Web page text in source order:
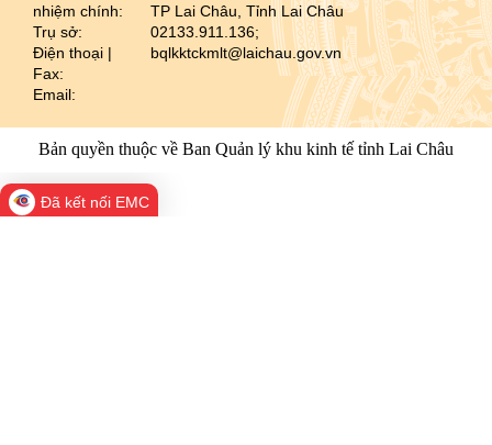
nhiệm chính:
Trụ sở:
Điện thoại |
Fax:
Email:
TP Lai Châu, Tỉnh Lai Châu
02133.911.136;
bqlkktckmlt@laichau.gov.vn
Bản quyền thuộc về Ban Quản lý khu kinh tế tỉnh Lai Châu
Đã kết nối EMC